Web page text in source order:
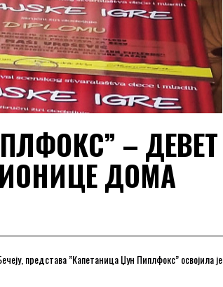
– ДЕВЕТ
ДОМА
представа ”Капетаница Џун Пиплфокс” освојила је